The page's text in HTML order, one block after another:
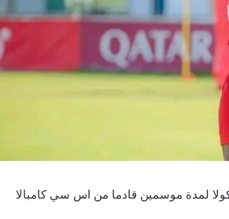
لمدة موسمين قادما من اس سي كامبالا